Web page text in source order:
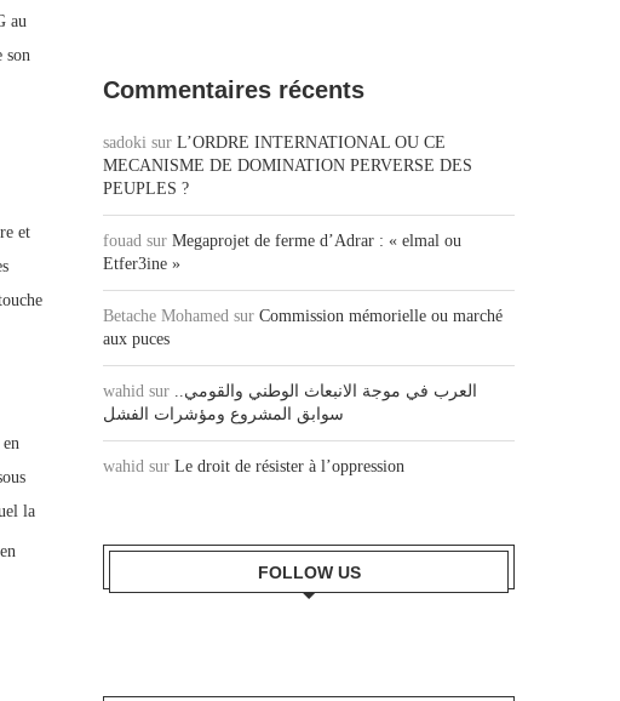
au
son
et
la
Commentaires récents
sadoki sur L’ORDRE INTERNATIONAL OU CE
MECANISME DE DOMINATION PERVERSE DES
PEUPLES ?
fouad sur Megaprojet de ferme d’Adrar : « elmal ou
Etfer3ine »
Betache Mohamed sur Commission mémorielle ou marché
aux puces
wahid sur العرب في موجة الانبعاث الوطني والقومي..
سوابق المشروع ومؤشرات الفشل
wahid sur Le droit de résister à l’oppression
FOLLOW US